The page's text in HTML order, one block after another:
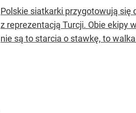
Polskie siatkarki przygotowują się
z reprezentacją Turcji. Obie ekipy
nie są to starcia o stawkę, to